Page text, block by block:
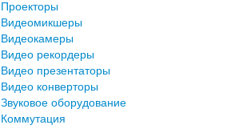
Проекторы
Видеомикшеры
Видеокамеры
Видео рекордеры
Видео презентаторы
Видео конверторы
Звуковое оборудование
Коммутация